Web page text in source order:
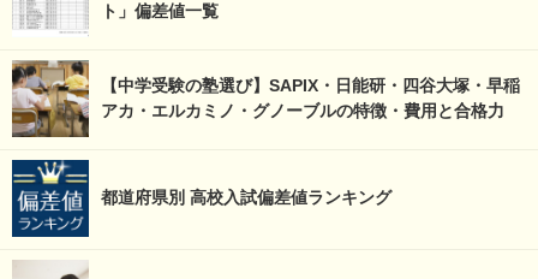
ト」偏差値一覧
【中学受験の塾選び】SAPIX・日能研・四谷大塚・早稲
アカ・エルカミノ・グノーブルの特徴・費用と合格力
都道府県別 高校入試偏差値ランキング